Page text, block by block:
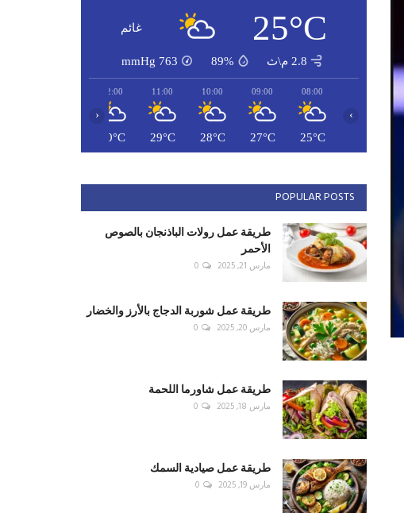
25°C غائم
2.8 م\ث 89%
763
mmHg
08:00
25°C
09:00
27°C
10:00
28°C
11:00
29°C
12:00
30°C
‹ ›
POPULAR POSTS
طريقة عمل رولات الباذنجان بالصوص
الأحمر
مارس 21, 2025 0
طريقة عمل شوربة الدجاج بالأرز والخضار
مارس 20, 2025 0
طريقة عمل شاورما اللحمة
مارس 18, 2025 0
طريقة عمل صيادية السمك
مارس 19, 2025 0